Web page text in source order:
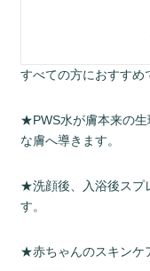
すべての方におすすめ
★PWS水が膚本来の生
な膚へ導きます。
★洗顔後、入浴後スプ
す。
★赤ちゃんのスキンケ